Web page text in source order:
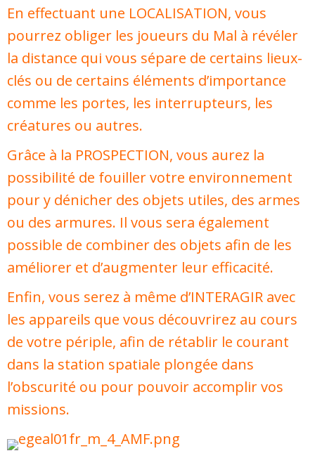
En effectuant une LOCALISATION, vous
pourrez obliger les joueurs du Mal à révéler
la distance qui vous sépare de certains lieux-
clés ou de certains éléments d’importance
comme les portes, les interrupteurs, les
créatures ou autres.
Grâce à la PROSPECTION, vous aurez la
possibilité de fouiller votre environnement
pour y dénicher des objets utiles, des armes
ou des armures. Il vous sera également
possible de combiner des objets afin de les
améliorer et d’augmenter leur efficacité.
Enfin, vous serez à même d’INTERAGIR avec
les appareils que vous découvrirez au cours
de votre périple, afin de rétablir le courant
dans la station spatiale plongée dans
l’obscurité ou pour pouvoir accomplir vos
missions.